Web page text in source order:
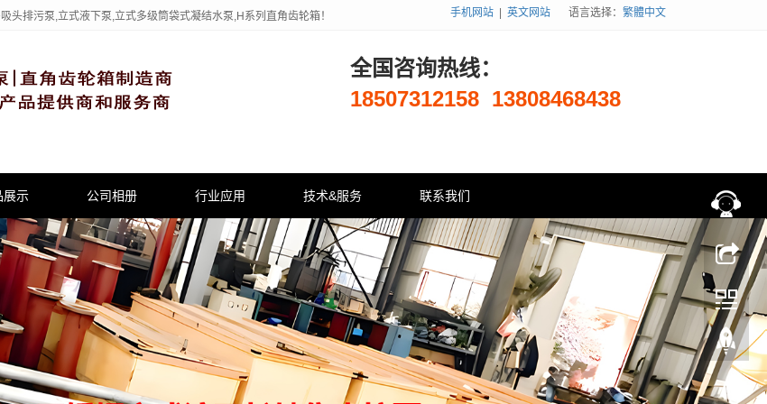
排污泵,立式液下泵,立式多级筒袋式凝结水泵,H系列直角齿轮箱！ 语言选择： 繁體中文
手机网站 英文网站
全国咨询热线：
18507312158 13808468438
展示 公司相册 行业应用 技术&服务 联系我们